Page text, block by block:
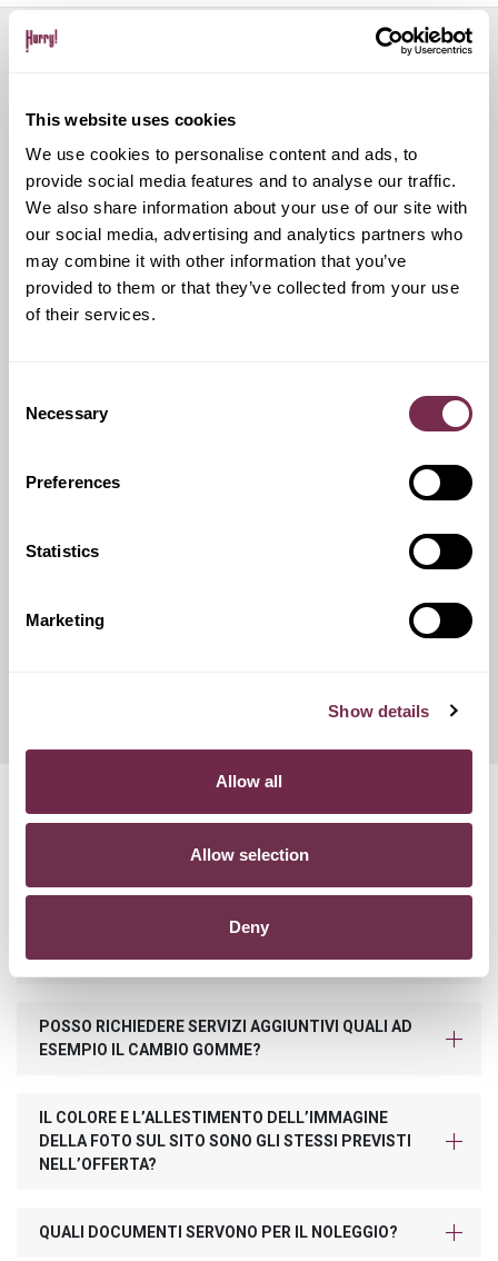
This website uses cookies
We use cookies to personalise content and ads, to
provide social media features and to analyse our traffic.
We also share information about your use of our site with
our social media, advertising and analytics partners who
may combine it with other information that you’ve
provided to them or that they’ve collected from your use
of their services.
Selection
Necessary
Preferences
Statistics
Marketing
Show details
Allow all
Allow selection
Deny
Ritiro Usato
I nostri esperti ti forniranno una valutazione gratuita della
tua auto
Durante i mesi invernali potrai equipaggiare la tua vettura
dotazione), o in alternativa, qualora fosse possibile, con
Domande frequenti
CONTRATTO?
POSSO RECEDERE DAL CONTRATTO?
POSSO RICHIEDERE SERVIZI AGGIUNTIVI QUALI AD
ESEMPIO IL CAMBIO GOMME?
IL COLORE E L’ALLESTIMENTO DELL’IMMAGINE
DELLA FOTO SUL SITO SONO GLI STESSI PREVISTI
NELL’OFFERTA?
QUALI DOCUMENTI SERVONO PER IL NOLEGGIO?